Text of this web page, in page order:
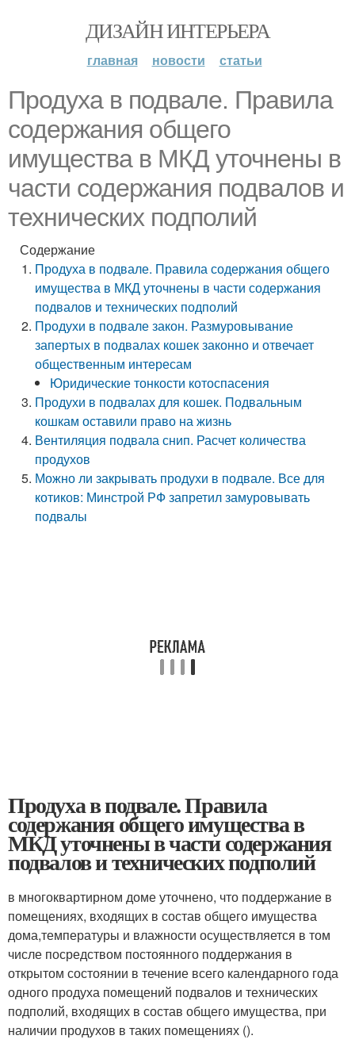
ДИЗАЙН ИНТЕРЬЕРА
главная новости статьи
Продуха в подвале. Правила
содержания общего
имущества в МКД уточнены в
части содержания подвалов и
технических подполий
Содержание
Продуха в подвале. Правила содержания общего
имущества в МКД уточнены в части содержания
подвалов и технических подполий
Продухи в подвале закон. Размуровывание
запертых в подвалах кошек законно и отвечает
общественным интересам
Юридические тонкости котоспасения
Продухи в подвалах для кошек. Подвальным
кошкам оставили право на жизнь
Вентиляция подвала снип. Расчет количества
продухов
Можно ли закрывать продухи в подвале. Все для
котиков: Минстрой РФ запретил замуровывать
подвалы
Продуха в подвале. Правила
содержания общего имущества в
МКД уточнены в части содержания
подвалов и технических подполий
в многоквартирном доме уточнено, что поддержание в
помещениях, входящих в состав общего имущества
дома,температуры и влажности осуществляется в том
числе посредством постоянного поддержания в
открытом состоянии в течение всего календарного года
одного продуха помещений подвалов и технических
подполий, входящих в состав общего имущества, при
наличии продухов в таких помещениях ().